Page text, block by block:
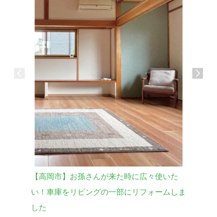
【高岡市】お孫さんが来た時に広々使いた
い！車庫をリビングの一部にリフォームしま
した